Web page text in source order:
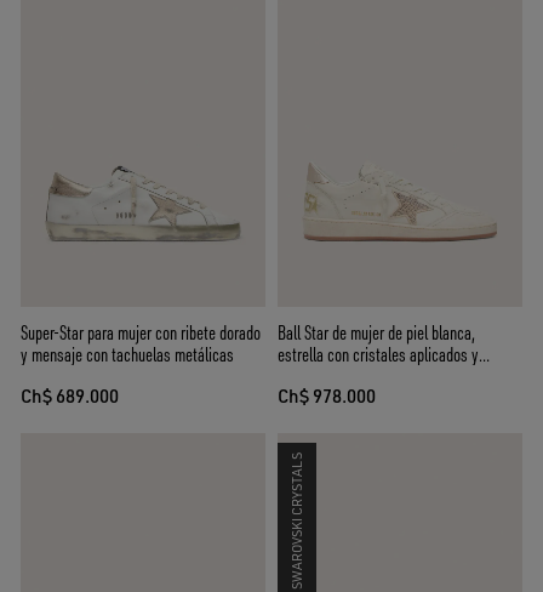
Super-Star para mujer con ribete dorado
y mensaje con tachuelas metálicas
Ch$ 689.000
Ball Star de mujer de piel blanca,
estrella con cristales aplicados y
Ch$ 978.000
SWAROVSKI CRYSTALS